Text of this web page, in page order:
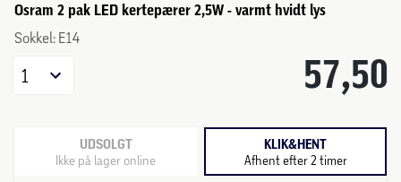
Osram 2 pak LED kertepærer 2,5W - varmt hvidt lys
Sokkel: E14
57,50
1
UDSOLGT
Ikke på lager online
KLIK&HENT
Afhent efter 2 timer